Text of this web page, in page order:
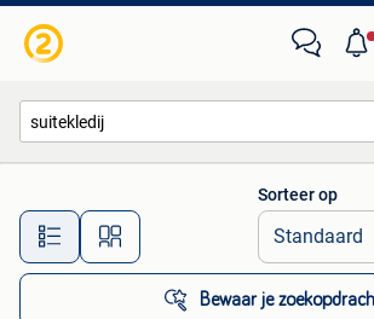
Alle afstanden…
Sorteer op
Bewaar je